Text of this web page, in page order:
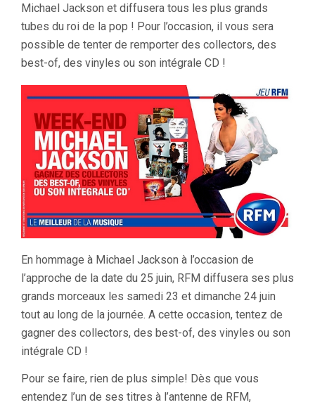
Michael Jackson et diffusera tous les plus grands
tubes du roi de la pop ! Pour l’occasion, il vous sera
possible de tenter de remporter des collectors, des
best-of, des vinyles ou son intégrale CD !
En hommage à Michael Jackson à l’occasion de
l’approche de la date du 25 juin, RFM diffusera ses plus
grands morceaux les samedi 23 et dimanche 24 juin
tout au long de la journée. A cette occasion, tentez de
gagner des collectors, des best-of, des vinyles ou son
intégrale CD !
Pour se faire, rien de plus simple! Dès que vous
entendez l’un de ses titres à l’antenne de RFM,